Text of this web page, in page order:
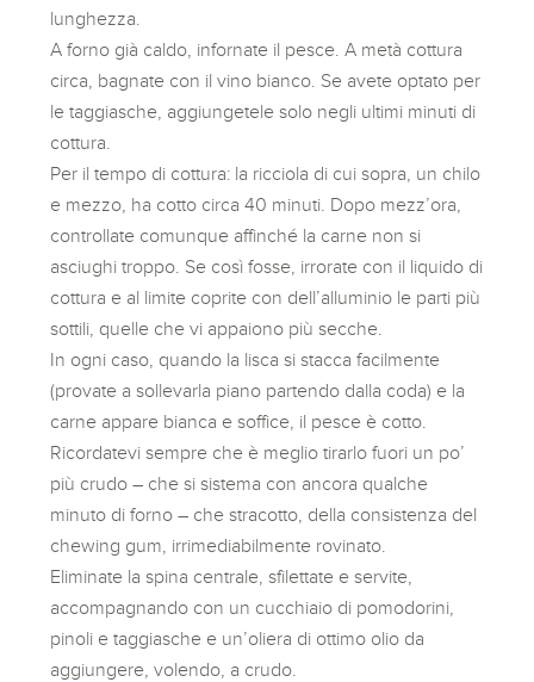
lunghezza.
A forno già caldo, infornate il pesce. A metà cottura
circa, bagnate con il vino bianco. Se avete optato per
le taggiasche, aggiungetele solo negli ultimi minuti di
cottura.
Per il tempo di cottura: la ricciola di cui sopra, un chilo
e mezzo, ha cotto circa 40 minuti. Dopo mezz’ora,
controllate comunque affinché la carne non si
asciughi troppo. Se così fosse, irrorate con il liquido di
cottura e al limite coprite con dell’alluminio le parti più
sottili, quelle che vi appaiono più secche.
In ogni caso, quando la lisca si stacca facilmente
(provate a sollevarla piano partendo dalla coda) e la
carne appare bianca e soffice, il pesce è cotto.
Ricordatevi sempre che è meglio tirarlo fuori un po’
più crudo – che si sistema con ancora qualche
minuto di forno – che stracotto, della consistenza del
chewing gum, irrimediabilmente rovinato.
Eliminate la spina centrale, sfilettate e servite,
accompagnando con un cucchiaio di pomodorini,
pinoli e taggiasche e un’oliera di ottimo olio da
aggiungere, volendo, a crudo.